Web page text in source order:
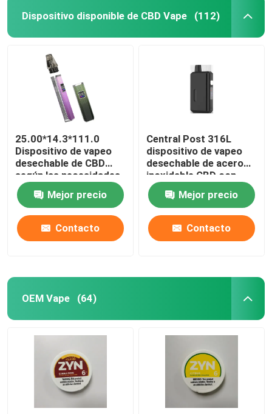
Dispositivo disponible de CBD Vape (112)
25.00*14.3*111.0
Dispositivo de vapeo
desechable de CBD
según las necesidades
del cliente
Mejor precio
Contacto
Central Post 316L
dispositivo de vapeo
desechable de acero
inoxidable CBD con
batería de 550mAh y
carga de tipo C
Mejor precio
Contacto
OEM Vape (64)